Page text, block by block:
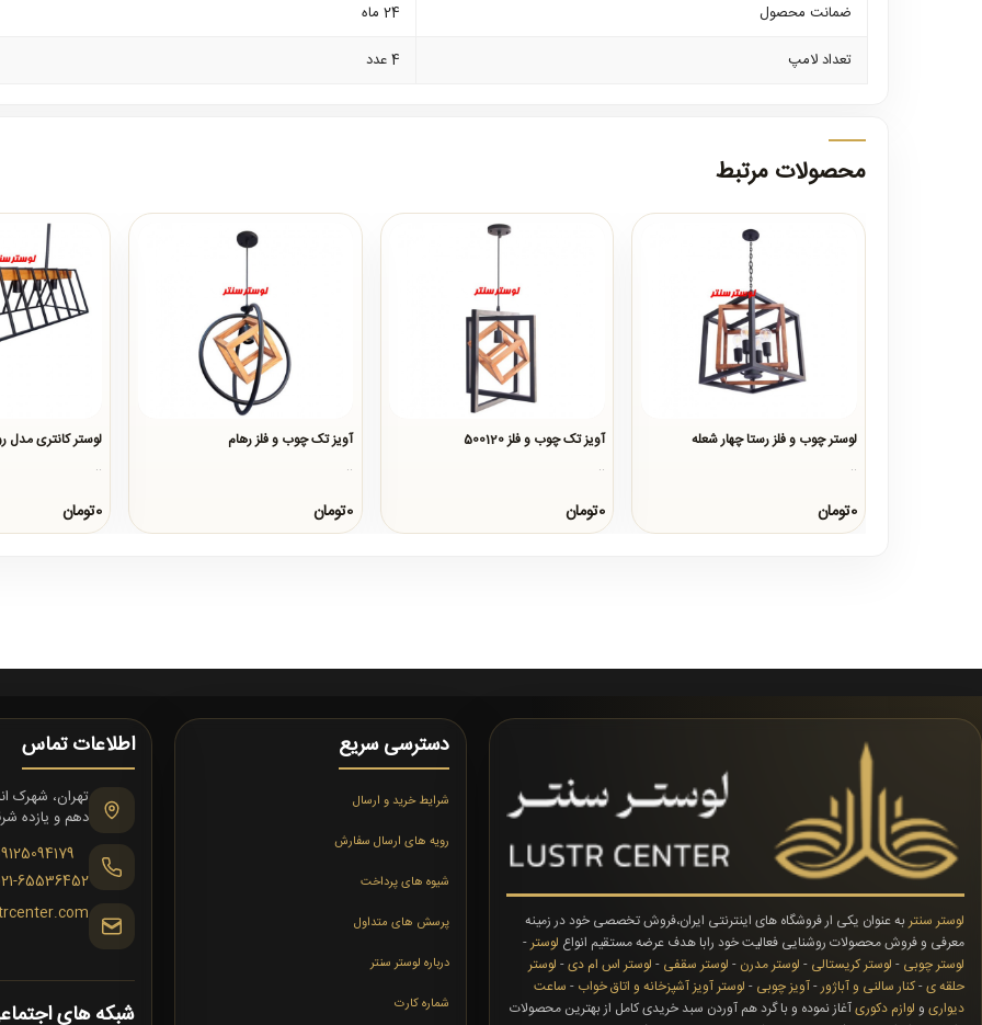
ضمانت محصول
24 ماه
تعداد لامپ
4 عدد
محصولات مرتبط
لوستر چوب و فلز رستا چهار شعله
..
0تومان
آویز تک چوب و فلز 500120
..
0تومان
آویز تک چوب و فلز رهام
..
0تومان
لوستر کانتری مدل
..
0تومان
لوستر سنتربه عنوان یکی ار فروشگاه های اینترنتی ایران،فروش تخصصی خود در زمینه
معرفی و فروش محصولات روشنایی فعالیت خود رابا هدف عرضه مستقیم انواع لوستر-
لوستر چوبی - لوستر کریستالی - لوستر مدرن - لوستر سقفی - لوستر اس ام دی- لوستر
حلقه ی-کنار سالنی و آباژور-آویز چوبی - لوستر آویز آشپزخانه و اتاق خواب - ساعت
دیواری و لوازم دکوریآغاز نموده و با گرد هم آوردن سبد خریدی کامل از بهترین محصولات
دسترسی سریع
شرایط خرید و ارسال
رویه های ارسال سفارش
شیوه های پرداخت
پرسش های متداول
درباره لوستر سنتر
شماره کارت
اطلاعات تماس
دهم و یازده
65536452
شبکه های